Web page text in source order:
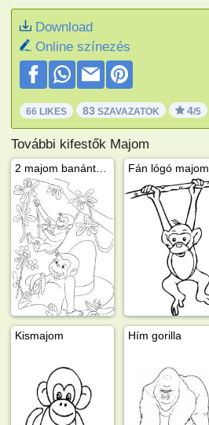
Download
Online színezés
66 LIKES 83 SZAVAZATOK 4/5
További kifestők Majom
Fán lógó majom
Kismajom Hím gorilla